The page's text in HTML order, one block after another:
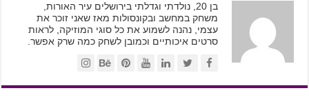
בן 20, נולדתי וגדלתי בירושלים עיר האורות,
משחק במחשב ובקונסולות מאז שאני זוכר את
עצמי, נהנה לשמוע את כל סוגי המוזיקה, לראות
סרטים איכותיים וכמובן לשחק כמה שרק אפשר.